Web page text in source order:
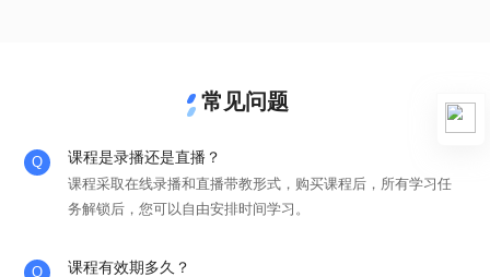
常见问题
课程是录播还是直播？
课程采取在线录播和直播带教形式，购买课程后，所有学习任
务解锁后，您可以自由安排时间学习。
课程有效期多久？